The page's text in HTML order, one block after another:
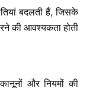
बदलती हैं, जिसके
की आवश्यकता होती
और नियमों की